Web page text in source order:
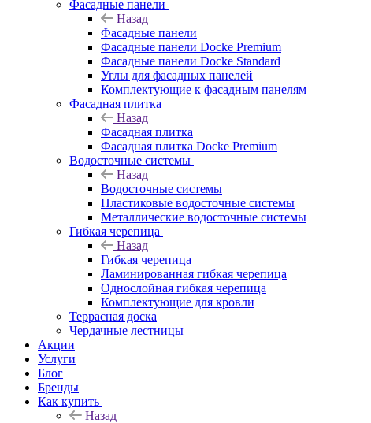
Фасадные панели
Назад
Фасадные панели
Фасадные панели Docke Premium
Фасадные панели Docke Standard
Углы для фасадных панелей
Комплектующие к фасадным панелям
Фасадная плитка
Назад
Фасадная плитка
Фасадная плитка Docke Premium
Водосточные системы
Назад
Водосточные системы
Пластиковые водосточные системы
Металлические водосточные системы
Гибкая черепица
Назад
Гибкая черепица
Ламинированная гибкая черепица
Однослойная гибкая черепица
Комплектующие для кровли
Террасная доска
Чердачные лестницы
Акции
Услуги
Блог
Бренды
Как купить
Назад